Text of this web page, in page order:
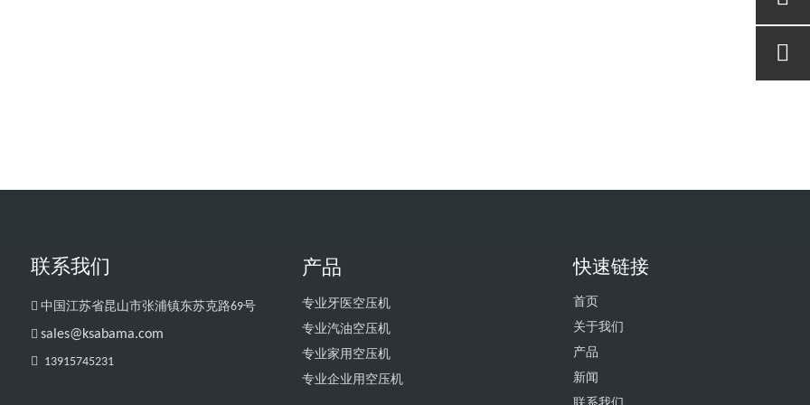
联系我们
 中国江苏省昆山市张浦镇东苏克路69号
 sales@ksabama.com
 13915745231
产品
专业牙医空压机
专业汽油空压机
专业家用空压机
专业企业用空压机
快速链接
首页
关于我们
产品
新闻